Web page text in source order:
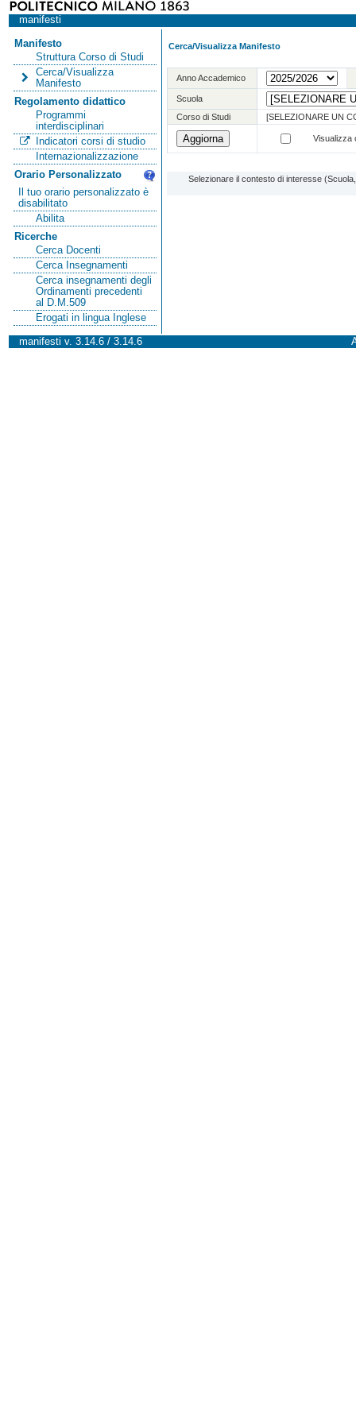
manifesti
Manifesto
Struttura Corso di Studi
Cerca/Visualizza
Manifesto
Regolamento didattico
Programmi
interdisciplinari
Indicatori corsi di studio
Internazionalizzazione
Orario Personalizzato
Il tuo orario personalizzato è
disabilitato
Abilita
Ricerche
Cerca Docenti
Cerca Insegnamenti
Cerca insegnamenti degli
Ordinamenti precedenti
al D.M.509
Erogati in lingua Inglese
Cerca/Visualizza Manifesto
Anno Accademico
Scuola
Corso di Studi
[SELEZIONARE UN
Visualizza
Selezionare il contesto di interesse
manifesti v. 3.14.6 / 3.14.6